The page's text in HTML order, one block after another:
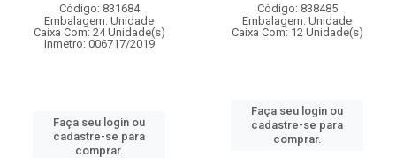
Código: 831684
Embalagem: Unidade
Caixa Com: 24 Unidade(s)
Inmetro: 006717/2019
Faça seu login ou
cadastre-se para
comprar.
Código: 838485
Embalagem: Unidade
Caixa Com: 12 Unidade(s)
Faça seu login ou
cadastre-se para
comprar.